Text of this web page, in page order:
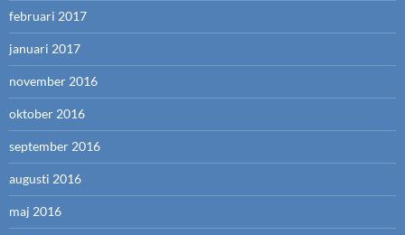
februari 2017
januari 2017
november 2016
oktober 2016
september 2016
augusti 2016
maj 2016